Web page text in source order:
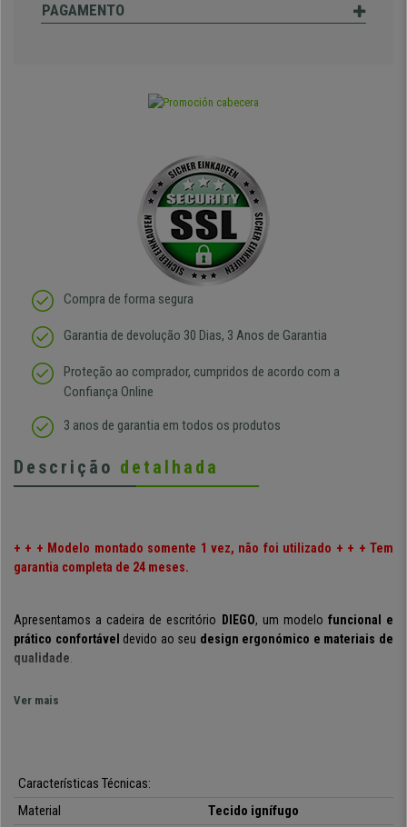
PAGAMENTO
Compra de forma segura
Garantia de devolução 30 Dias, 3 Anos de Garantia
Proteção ao comprador, cumpridos de acordo com a
Confiança Online
3 anos de garantia em todos os produtos
Descrição detalhada
+ + + Modelo montado somente 1 vez, não foi utilizado + + + Tem
garantia completa de 24 meses.
Apresentamos a cadeira de escritório DIEGO, um modelo funcional e
prático confortável devido ao seu design ergonómico e materiais de
qualidade
prático para reclinar o encosto como desejar, podendo fixá-lo em várias
Ver mais
Características Técnicas:
Material
Tecido ignífugo